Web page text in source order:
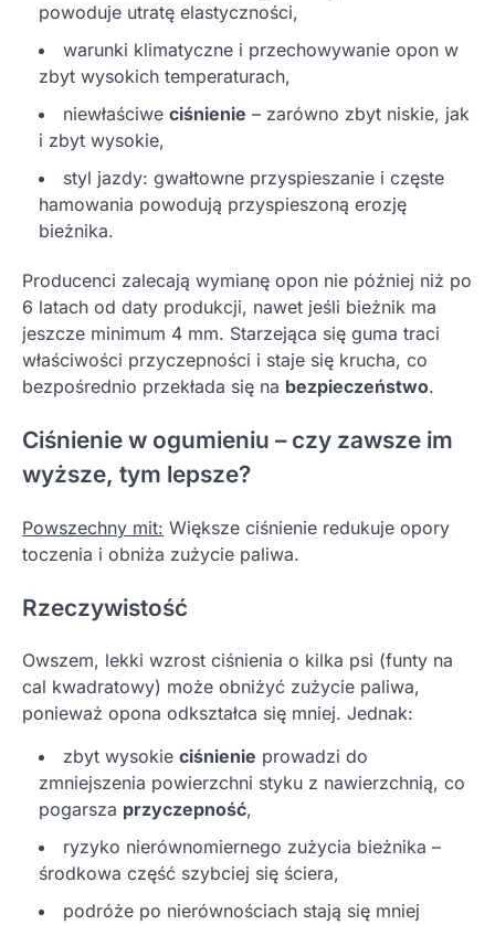
powoduje utratę elastyczności,
warunki klimatyczne i przechowywanie opon w
zbyt wysokich temperaturach,
niewłaściwe ciśnienie – zarówno zbyt niskie, jak
i zbyt wysokie,
styl jazdy: gwałtowne przyspieszanie i częste
hamowania powodują przyspieszoną erozję
bieżnika.
Producenci zalecają wymianę opon nie później niż po
6 latach od daty produkcji, nawet jeśli bieżnik ma
jeszcze minimum 4 mm. Starzejąca się guma traci
właściwości przyczepności i staje się krucha, co
bezpośrednio przekłada się na bezpieczeństwo.
Ciśnienie w ogumieniu – czy zawsze im
wyższe, tym lepsze?
Powszechny mit: Większe ciśnienie redukuje opory
toczenia i obniża zużycie paliwa.
Rzeczywistość
Owszem, lekki wzrost ciśnienia o kilka psi (funty na
cal kwadratowy) może obniżyć zużycie paliwa,
ponieważ opona odkształca się mniej. Jednak:
zbyt wysokie ciśnienie prowadzi do
zmniejszenia powierzchni styku z nawierzchnią, co
pogarsza przyczepność,
ryzyko nierównomiernego zużycia bieżnika –
środkowa część szybciej się ściera,
podróże po nierównościach stają się mniej